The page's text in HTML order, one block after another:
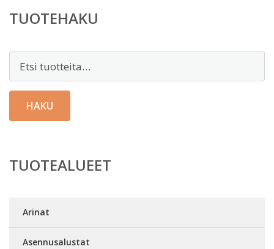
TUOTEHAKU
Etsi:
HAKU
TUOTEALUEET
Arinat
Asennusalustat